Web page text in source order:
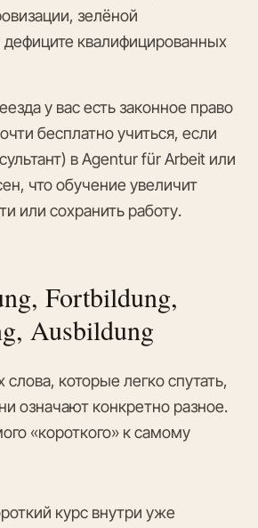
зелёной
квалифицированных
у вас есть законное право
бесплатно учиться, если
в Agentur für Arbeit или
что обучение увеличит
или сохранить работу.
Fortbildung,
Ausbildung
которые легко спутать,
означают конкретно разное.
«короткого» к самому
курс внутри уже